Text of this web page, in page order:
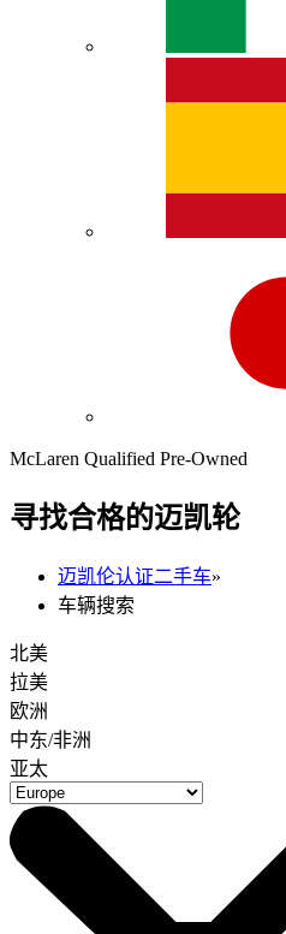
McLaren Qualified Pre-Owned
寻找合格的迈凯轮
迈凯伦认证二手车»
车辆搜索
北美
拉美
欧洲
中东/非洲
亚太